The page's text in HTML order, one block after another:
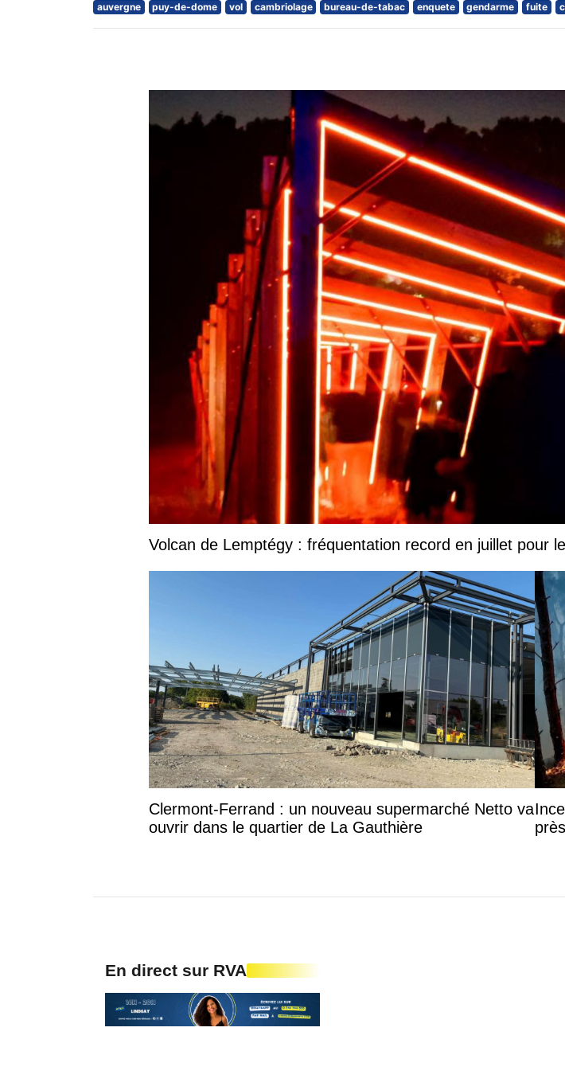
auvergne puy-de-dome vol cambriolage bureau-de-tabac enquete gendarme fuite
Volcan de Lemptégy : fréquentation record en juillet pour
Clermont-Ferrand : un nouveau supermarché Netto va
ouvrir dans le quartier de La Gauthière
En direct sur RVA